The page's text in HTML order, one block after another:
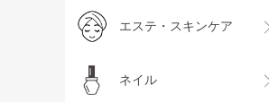
エステ・スキンケア
ネイル